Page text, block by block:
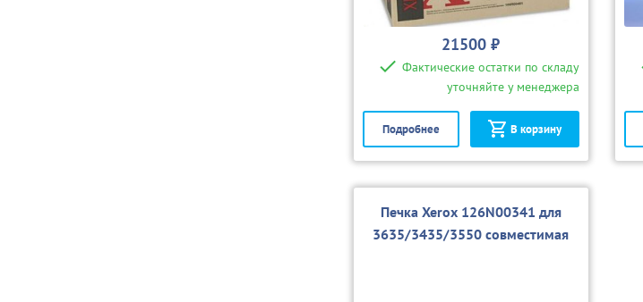
21500 ₽
Фактические остатки по складу
уточняйте у менеджера
Подробнее В корзину
Печка Xerox 126N00341 для
3635/3435/3550 совместимая